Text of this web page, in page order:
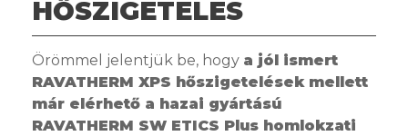
HŐSZIGETELÉS
Örömmel jelentjük be, hogy a jól ismert
RAVATHERM XPS hőszigetelések mellett
már elérhető a hazai gyártású
RAVATHERM SW ETICS Plus homlokzati